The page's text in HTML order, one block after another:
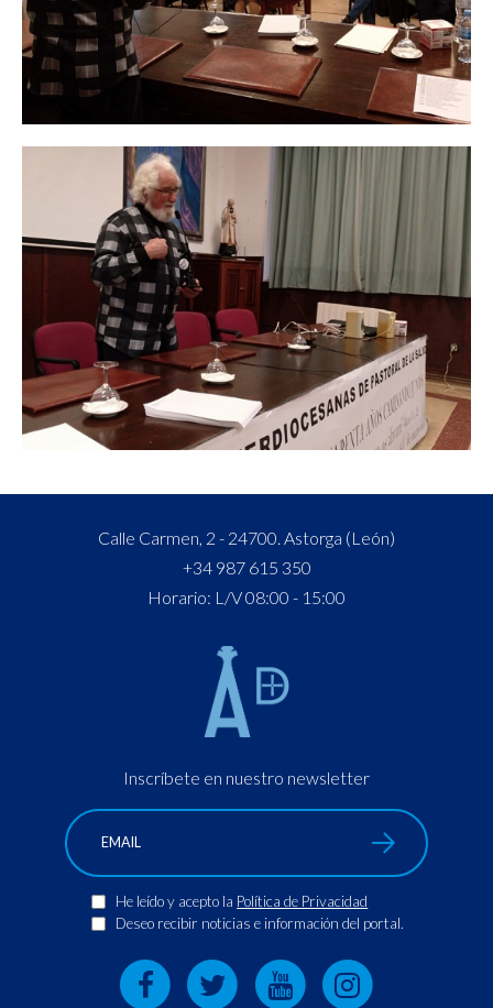
Calle Carmen, 2 - 24700. Astorga (León)
+34 987 615 350
Horario: L/V 08:00 - 15:00
Inscríbete en nuestro newsletter
He leído y acepto la Política de Privacidad
Deseo recibir noticias e información del portal.